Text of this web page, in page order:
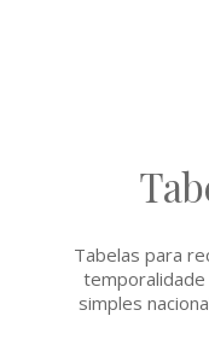
Tabelas para
simples